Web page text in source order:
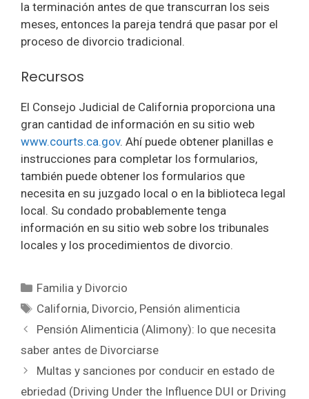
la terminación antes de que transcurran los seis
meses, entonces la pareja tendrá que pasar por el
proceso de divorcio tradicional.
Recursos
El Consejo Judicial de California proporciona una
gran cantidad de información en su sitio web
www.courts.ca.gov. Ahí puede obtener planillas e
instrucciones para completar los formularios,
también puede obtener los formularios que
necesita en su juzgado local o en la biblioteca legal
local. Su condado probablemente tenga
información en su sitio web sobre los tribunales
locales y los procedimientos de divorcio.
Categorías
Familia y Divorcio
Etiquetas
California, Divorcio, Pensión alimenticia
Pensión Alimenticia (Alimony): lo que necesita
saber antes de Divorciarse
Multas y sanciones por conducir en estado de
ebriedad (Driving Under the Influence DUI or Driving